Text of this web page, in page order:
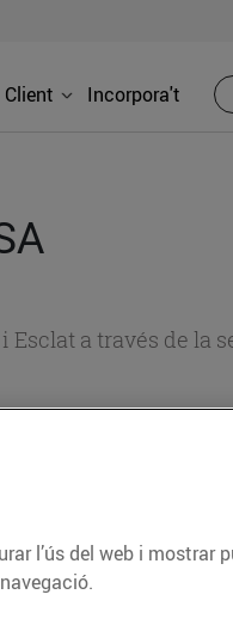
Incorpora't
a través de la
l’ús del web i mostrar